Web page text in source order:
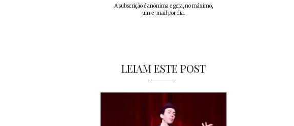
A subscrição é anónima e gera, no máximo,
um e-mail por dia.
LEIAM ESTE POST